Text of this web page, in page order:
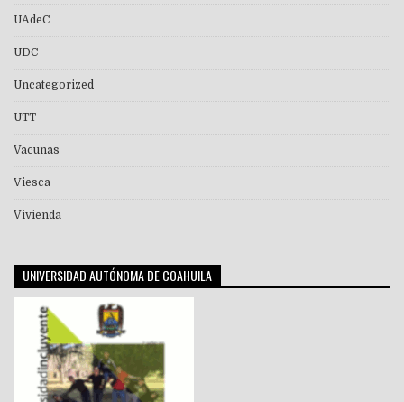
UAdeC
UDC
Uncategorized
UTT
Vacunas
Viesca
Vivienda
UNIVERSIDAD AUTÓNOMA DE COAHUILA